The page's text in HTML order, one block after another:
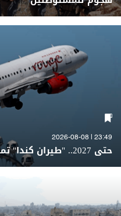
23:49 | 2026-08-08
حتى 2027.. "طيران كندا" تمدد تعليق رحلات تل أبيب ودبي